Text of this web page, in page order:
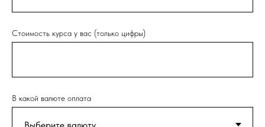
Стоимость курса у вас (только цифры)
В какой валюте оплата